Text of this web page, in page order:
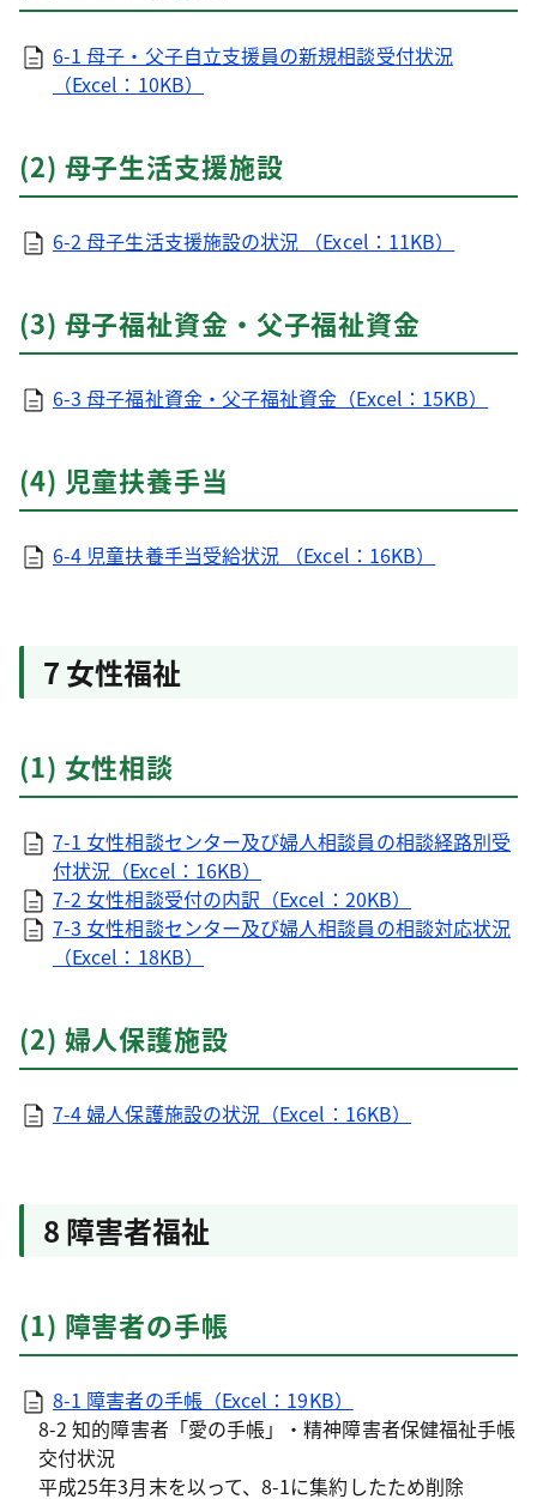
6-1 母子・父子自立支援員の新規相談受付状況
（Excel：10KB）
(2) 母子生活支援施設
6-2 母子生活支援施設の状況 （Excel：11KB）
(3) 母子福祉資金・父子福祉資金
6-3 母子福祉資金・父子福祉資金（Excel：15KB）
(4) 児童扶養手当
6-4 児童扶養手当受給状況 （Excel：16KB）
7 女性福祉
(1) 女性相談
7-1 女性相談センター及び婦人相談員の相談経路別受
付状況（Excel：16KB）
7-2 女性相談受付の内訳（Excel：20KB）
7-3 女性相談センター及び婦人相談員の相談対応状況
（Excel：18KB）
(2) 婦人保護施設
7-4 婦人保護施設の状況（Excel：16KB）
8 障害者福祉
(1) 障害者の手帳
8-1 障害者の手帳（Excel：19KB）
8-2 知的障害者「愛の手帳」・精神障害者保健福祉手帳
交付状況
平成25年3月末を以って、8-1に集約したため削除